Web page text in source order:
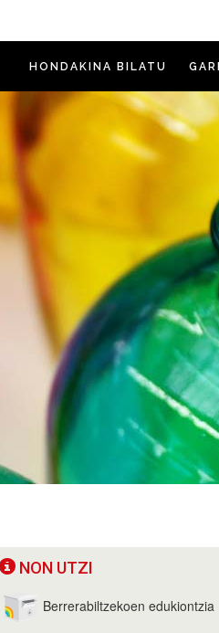
HONDAKINA BILATU
NON UTZI
Berrerabiltzekoen edukiontzia